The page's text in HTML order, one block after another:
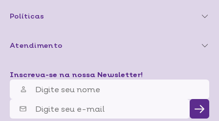
Políticas
Atendimento
Inscreva-se na nossa Newsletter!